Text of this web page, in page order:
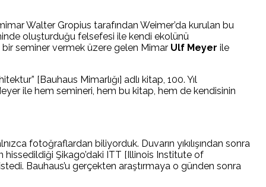
Walter Gropius tarafından Weimer’da kurulan bu
oluşturduğu felsefesi ile kendi ekolünü
bir seminer vermek üzere gelen Mimar Ulf Meyer ile
[Bauhaus Mimarlığı] adlı kitap, 100. Yıl
ile hem semineri, hem bu kitap, hem de kendisinin
fotoğraflardan biliyorduk. Duvarın yıkılışından sonra
hissedildiği Şikago’daki ITT [Illinois Institute of
Bauhaus’u gerçekten araştırmaya o günden sonra